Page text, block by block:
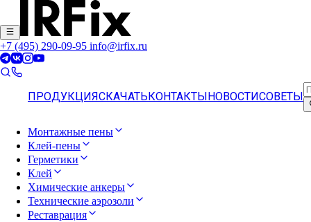
+7 (495) 290-09-95 info@irfix.ru
ПРОДУКЦИЯСКАЧАТЬКОНТАКТЫ НОВОСТИСОВЕТЫ
Монтажные пены
Клей-пены
Герметики
Клей
Химические анкеры
Технические аэрозоли
Реставрация